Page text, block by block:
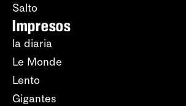
Salto
Impresos
la diaria
Le Monde
Lento
Gigantes